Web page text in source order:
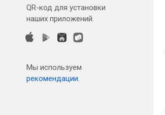
QR-код для установки
наших приложений.
Мы используем
рекомендации.